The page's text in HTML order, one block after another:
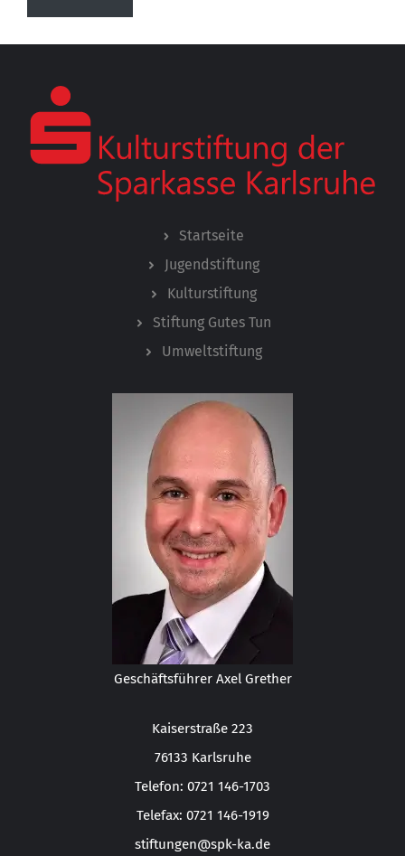
Startseite
Jugendstiftung
Kulturstiftung
Stiftung Gutes Tun
Umweltstiftung
Geschäftsführer Axel Grether
Kaiserstraße 223
76133 Karlsruhe
Telefon: 0721 146-1703
Telefax: 0721 146-1919
stiftungen@spk-ka.de